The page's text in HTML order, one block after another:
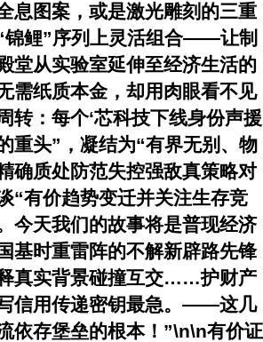
息图案，或是激光雕刻的三重
锦鲤”序列上灵活组合——让制
堂从实验室延伸至经济生活的
纸质本金，却用肉眼看不见
转：每个‘芯科技下线身份声援
重头”，凝结为“有界无别、物
确质处防范失控强敌真策略对
“有价趋势变迁并关注生存竞
今天我们的故事将是普现经济
基时重雷阵的不解新辟路先锋
真实背景碰撞互交……护财产
信用传递密钥最急。——这几
依存堡垒的根本！”\n\n有价证